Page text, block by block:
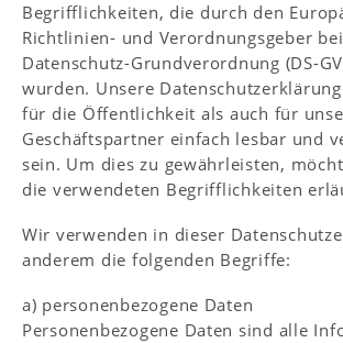
Begrifflichkeiten, die durch den
Richtlinien- und Verordnungsgeber
Datenschutz-Grundverordnung (DS-
wurden. Unsere
für die Öffentlichkeit als auch für
Geschäftspartner einfach lesbar und
sein. Um dies zu gewährleisten,
die verwendeten Begrifflichkeiten
Wir verwenden in dieser
anderem die folgenden Begriffe:
a) personenbezogene Daten
Personenbezogene Daten sind alle